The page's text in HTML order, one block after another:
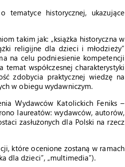
historycznej, ukazujące
takim jak: „książka historyczna w
religijne dla dzieci i młodzieży”
na celu podniesienie kompetencji
współczesnej charakterystyki
zdobycia praktycznej wiedzę na
w obiegu wydawniczym.
Wydawców Katolickich Feniks –
laureatów: wydawców, autorów,
zasłużonych dla Polski na rzecz
które ocenione zostaną w ramach
dla dzieci”, „multimedia”).